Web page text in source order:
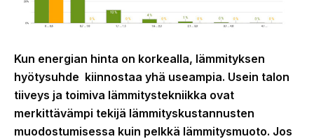
Kun energian hinta on korkealla, lämmityksen
hyötysuhde kiinnostaa yhä useampia. Usein talon
tiiveys ja toimiva lämmitystekniikka ovat
merkittävämpi tekijä lämmityskustannusten
muodostumisessa kuin pelkkä lämmitysmuoto. Jos